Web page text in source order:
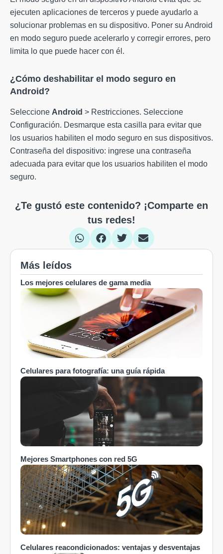
ejecuten aplicaciones de terceros y puede ayudarlo a
solucionar problemas en su dispositivo. Poner su Android
en modo seguro puede acelerarlo y corregir errores, pero
limita lo que puede hacer con él.
¿Cómo deshabilitar el modo seguro en
Android?
Seleccione Android > Restricciones. Seleccione
Configuración. Desmarque esta casilla para evitar que
los usuarios habiliten el modo seguro en sus dispositivos.
Contraseña del dispositivo: ingrese una contraseña
adecuada para evitar que los usuarios habiliten el modo
seguro.
¿Te gustó este contenido? ¡Comparte en
tus redes!
Más leídos
Los mejores celulares de gama media
Celulares para fotografía: una guía rápida
Mejores Smartphones con red 5G
Celulares reacondicionados: ventajas y desventajas